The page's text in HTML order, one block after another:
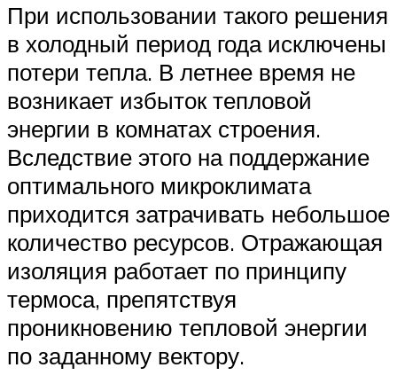
При использовании такого решения
в холодный период года исключены
потери тепла. В летнее время не
возникает избыток тепловой
энергии в комнатах строения.
Вследствие этого на поддержание
оптимального микроклимата
приходится затрачивать небольшое
количество ресурсов. Отражающая
изоляция работает по принципу
термоса, препятствуя
проникновению тепловой энергии
по заданному вектору.